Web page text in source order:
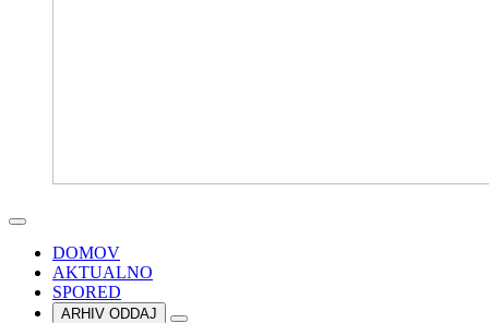
DOMOV
AKTUALNO
SPORED
ARHIV ODDAJ